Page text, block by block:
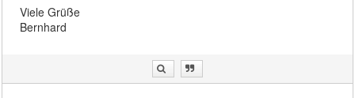
Viele Grüße
Bernhard